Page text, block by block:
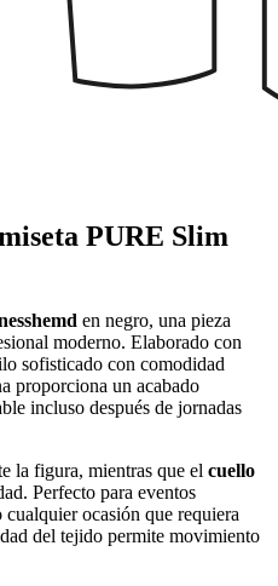
PURE Slim
en negro, una pieza
moderno. Elaborado con
sofisticado con comodidad
proporciona un acabado
incluso después de jornadas
la figura, mientras que el cuello
Perfecto para eventos
ocasión que requiera
del tejido permite movimiento